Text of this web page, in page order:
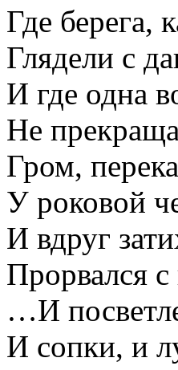
Где берега,
Глядели с
И где одна
Не
Гром,
У роковой
И вдруг
Прорвался
…И
И сопки, и